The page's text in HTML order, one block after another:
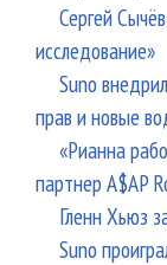
Сергей
исследование»
Suno
прав и новые
«Рианна
партнер A$AP
Гленн Хьюз
Suno